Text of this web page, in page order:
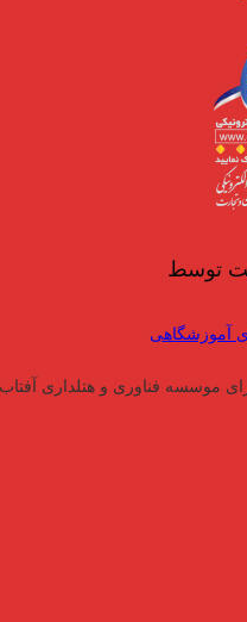
توسط
آموزشگاهی
موسسه فناوری و هتلداری